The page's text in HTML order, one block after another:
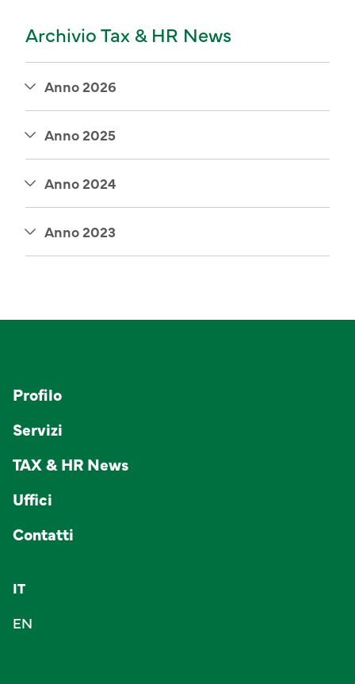
Archivio Tax & HR News
Anno 2026
Anno 2025
Anno 2024
Anno 2023
Profilo
Servizi
TAX & HR News
Uffici
Contatti
IT
EN